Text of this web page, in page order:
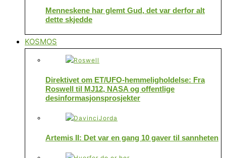
Menneskene har glemt Gud, det var derfor alt
dette skjedde
KOSMOS
Direktivet om ET/UFO-hemmeligholdelse: Fra
Roswell til MJ12, NASA og offentlige
desinformasjonsprosjekter
Artemis II: Det var en gang 10 gaver til sannheten